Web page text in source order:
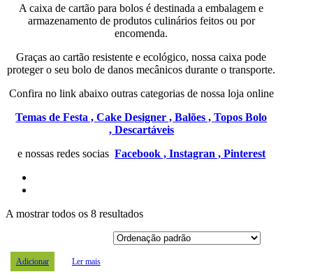
A caixa de cartão para bolos é destinada a embalagem e
armazenamento de produtos culinários feitos ou por
encomenda.
Graças ao cartão resistente e ecológico, nossa caixa pode
proteger o seu bolo de danos mecânicos durante o transporte.
Confira no link abaixo outras categorias de nossa loja online
Temas de Festa ,Cake Designer ,Balões ,Topos Bolo
, Descartáveis
e nossas redes socias Facebook , Instagran , Pinterest
A mostrar todos os 8 resultados
Adicionar Ler mais